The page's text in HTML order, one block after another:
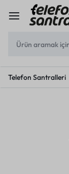
Telefon Santralleri